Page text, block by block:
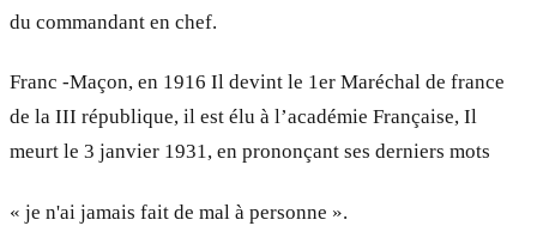
du commandant en chef.
Franc -Maçon, en 1916 Il devint le 1er Maréchal de france
de la III république, il est élu à l’académie Française, Il
meurt le 3 janvier 1931, en prononçant ses derniers mots
« je n'ai jamais fait de mal à personne ».